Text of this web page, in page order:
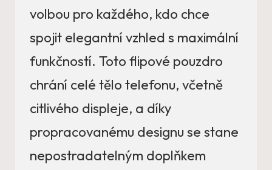
volbou pro každého, kdo chce
spojit elegantní vzhled s maximální
funkčností. Toto flipové pouzdro
chrání celé tělo telefonu, včetně
citlivého displeje, a díky
propracovanému designu se stane
nepostradatelným doplňkem